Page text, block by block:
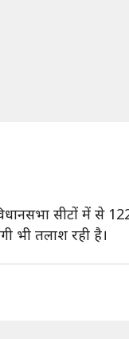
सीटों में से
भी तलाश रही है।